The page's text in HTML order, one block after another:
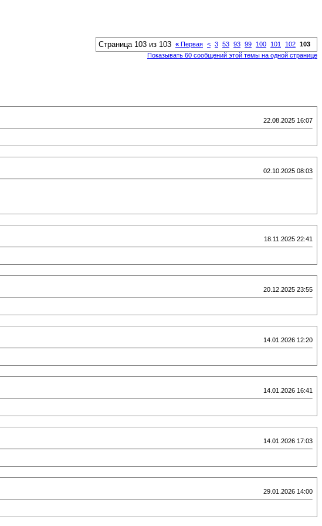
Страница 103 из 103 « Первая < 3 53 93 99 100 101 102 103
Показывать 60 сообщений этой темы на одной странице
22.08.2025 16:07
02.10.2025 08:03
18.11.2025 22:41
20.12.2025 23:55
14.01.2026 12:20
14.01.2026 16:41
14.01.2026 17:03
29.01.2026 14:00